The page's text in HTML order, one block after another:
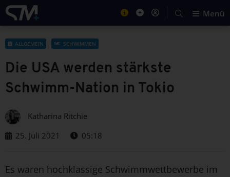
Menü
ALLGEMEIN SCHWIMMEN
Die USA werden stärkste
Schwimm-Nation in Tokio
Katharina Ritchie
25. Juli 2021
05:18
Es waren hochklassige Schwimmwettbewerbe im